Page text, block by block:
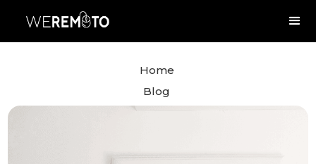
Home
Blog